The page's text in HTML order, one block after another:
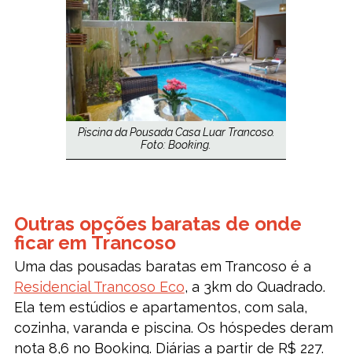
Piscina da Pousada Casa Luar Trancoso.
Foto: Booking.
Outras opções baratas de onde
ficar em Trancoso
Uma das pousadas baratas em Trancoso é a
Residencial Trancoso Eco, a 3km do Quadrado.
Ela tem estúdios e apartamentos, com sala,
cozinha, varanda e piscina. Os hóspedes deram
nota 8,6 no Booking. Diárias a partir de R$ 227.